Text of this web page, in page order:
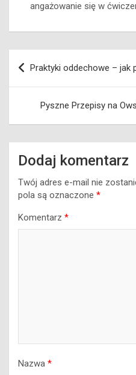
angażowanie się w
Nawigacja
wpisu
Praktyki oddechowe – jak
Pyszne Przepisy na
Dodaj komentarz
Twój adres e-mail nie
pola są oznaczone *
Komentarz *
Nazwa *